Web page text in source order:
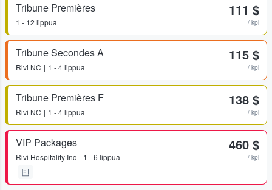
Tribune Premières
1 - 12 lippua
111 $
/ kpl
Tribune Secondes A
Rivi NC 1 - 4 lippua
115 $
/ kpl
Tribune Premières F
Rivi NC 1 - 4 lippua
138 $
/ kpl
VIP Packages
Rivi Hospitality Inc 1 - 6 lippua
460 $
/ kpl